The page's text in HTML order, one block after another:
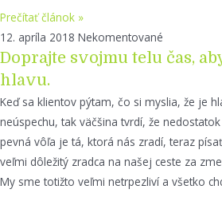
Prečítať článok »
12. apríla 2018 Nekomentované
Doprajte svojmu telu čas,
hlavu.
Keď sa klientov pýtam, čo si myslia, že je
neúspechu, tak väčšina tvrdí, že
pevná vôľa je tá, ktorá nás zradí, teraz
veľmi dôležitý zradca na našej ceste za
My sme totižto veľmi netrpezliví a všetko